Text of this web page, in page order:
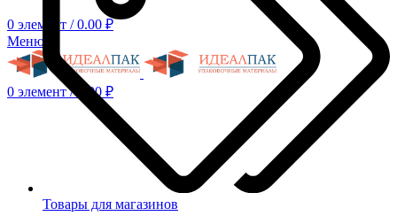
0 элемент / 0.00 ₽
Меню
0 элемент / 0.00 ₽
Товары для магазинов